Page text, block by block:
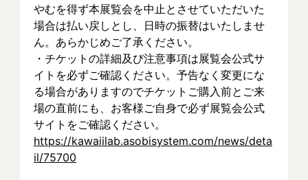
やむを得ず本展覧会を中止とさせていただいた
場合は払い戻しとし、日時の振替はいたしませ
ん。あらかじめご了承ください。
・チケットの詳細及び注意事項は展覧会公式サ
イトを必ずご確認ください。予告なく変更にな
る場合がありますのでチケットご購入前とご来
場の直前にも、お客様ご自身で必ず展覧会公式
サイトをご確認ください。
https://kawaiilab.asobisystem.com/news/deta
il/75700